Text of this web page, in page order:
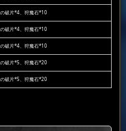
破片*4、狩魔石*10
破片*4、狩魔石*10
破片*4、狩魔石*10
破片*5、狩魔石*20
破片*5、狩魔石*20